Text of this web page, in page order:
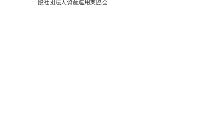
一般社団法人資産運用業協会